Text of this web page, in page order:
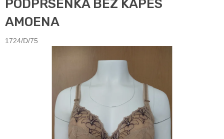
PODPRSENKA BEZ KAPES
AMOENA
1724/D/75